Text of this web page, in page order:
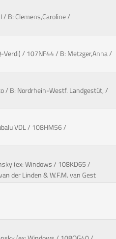
B: Clemens,Caroline /
/ 107NF44 / B: Metzger,Anna /
/ B: Nordrhein-Westf. Landgestüt, /
VDL / 108HM56 /
(ex: Windows / 108KD65 /
der Linden & W.F.M. van Gest